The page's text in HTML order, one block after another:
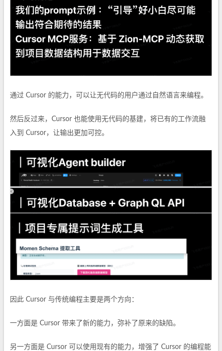
通过 Cursor 的能力，可以让无代码的用户通过自然语言来编程。
然后反过来，Cursor 也能使用无代码的基建，将已有的工作流融
入到 Cursor，让输出更加可控。
因此 Cursor 与传统编程主要是两个方向：
一方面是 Cursor 带来了新的能力，弥补了原来的缺陷。
另一方面是 Cursor 可以使用现有的能力，增强了 Cursor 的编程能